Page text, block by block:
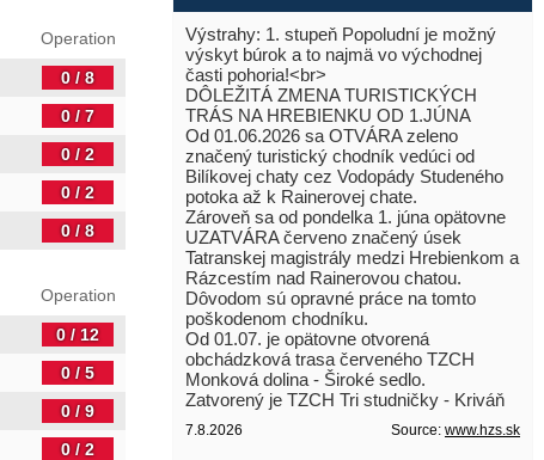
Operation
0 / 8
0 / 7
0 / 2
0 / 2
0 / 8
Operation
0 / 12
0 / 5
0 / 9
0 / 2
Výstrahy: 1. stupeň Popoludní je možný
výskyt búrok a to najmä vo východnej
časti pohoria!<br>
DÔLEŽITÁ ZMENA TURISTICKÝCH
TRÁS NA HREBIENKU OD 1.JÚNA
Od 01.06.2026 sa OTVÁRA zeleno
značený turistický chodník vedúci od
Bilíkovej chaty cez Vodopády Studeného
potoka až k Rainerovej chate.
Zároveň sa od pondelka 1. júna opätovne
UZATVÁRA červeno značený úsek
Tatranskej magistrály medzi Hrebienkom a
Rázcestím nad Rainerovou chatou.
Dôvodom sú opravné práce na tomto
poškodenom chodníku.
Od 01.07. je opätovne otvorená
obchádzková trasa červeného TZCH
Monková dolina - Široké sedlo.
Zatvorený je TZCH Tri studničky - Kriváň
7.8.2026 Source: www.hzs.sk